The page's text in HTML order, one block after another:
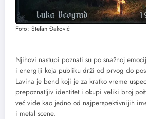
Foto: Stefan Đaković
Njihovi nastupi poznati su po snažnoj
i energiji koja publiku drži od prvog do
Lavina je bend koji je za kratko vreme
prepoznatljiv identitet i okupi veliki broj
već vide kao jedno od najperspektivnijih
i metal scene.